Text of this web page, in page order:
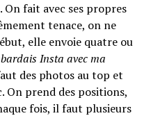
On fait avec ses propres
tenace, on ne
elle envoie quatre ou
Insta avec ma
des photos au top et
On prend des positions,
fois, il faut plusieurs